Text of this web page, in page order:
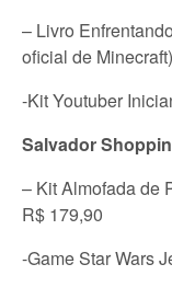
– Livro
oficial de
-Kit Youtuber
Salvador
– Kit Almofada de
R$ 179,90
-Game Star Wars